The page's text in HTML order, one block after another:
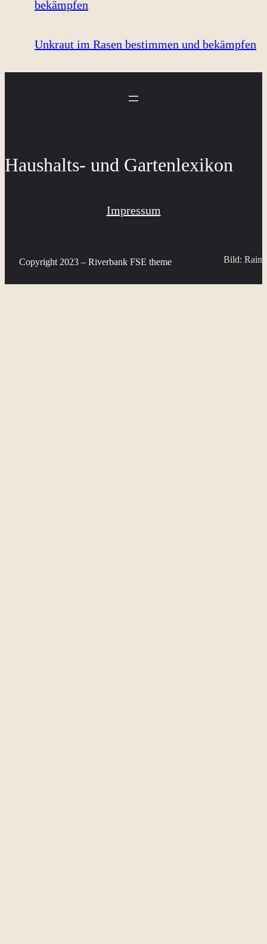
Bild:
Unkraut im Rasen bestimmen und bekämpfen
Haushalts- und Gartenlexikon
Impressum
Copyright 2023 – Riverbank FSE theme